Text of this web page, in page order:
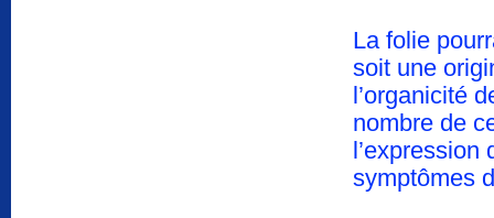
La folie
soit une
l’organicité
nombre de
l’expression
symptômes